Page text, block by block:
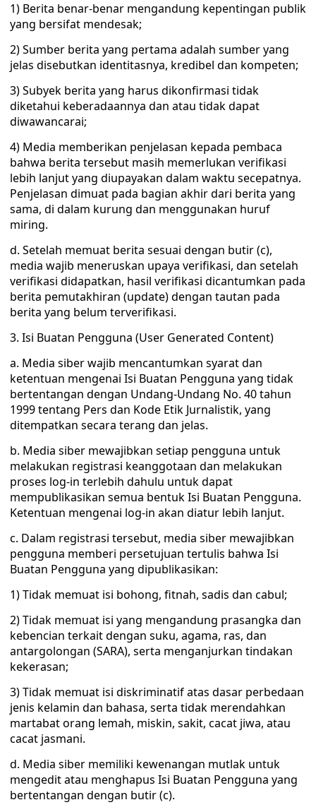
1) Berita benar-benar mengandung kepentingan publik
yang bersifat mendesak;
2) Sumber berita yang pertama adalah sumber yang
jelas disebutkan identitasnya, kredibel dan kompeten;
3) Subyek berita yang harus dikonfirmasi tidak
diketahui keberadaannya dan atau tidak dapat
diwawancarai;
4) Media memberikan penjelasan kepada pembaca
bahwa berita tersebut masih memerlukan verifikasi
lebih lanjut yang diupayakan dalam waktu secepatnya.
Penjelasan dimuat pada bagian akhir dari berita yang
sama, di dalam kurung dan menggunakan huruf
miring.
d. Setelah memuat berita sesuai dengan butir (c),
media wajib meneruskan upaya verifikasi, dan setelah
verifikasi didapatkan, hasil verifikasi dicantumkan pada
berita pemutakhiran (update) dengan tautan pada
berita yang belum terverifikasi.
3. Isi Buatan Pengguna (User Generated Content)
a. Media siber wajib mencantumkan syarat dan
ketentuan mengenai Isi Buatan Pengguna yang tidak
bertentangan dengan Undang-Undang No. 40 tahun
1999 tentang Pers dan Kode Etik Jurnalistik, yang
ditempatkan secara terang dan jelas.
b. Media siber mewajibkan setiap pengguna untuk
melakukan registrasi keanggotaan dan melakukan
proses log-in terlebih dahulu untuk dapat
mempublikasikan semua bentuk Isi Buatan Pengguna.
Ketentuan mengenai log-in akan diatur lebih lanjut.
c. Dalam registrasi tersebut, media siber mewajibkan
pengguna memberi persetujuan tertulis bahwa Isi
Buatan Pengguna yang dipublikasikan:
1) Tidak memuat isi bohong, fitnah, sadis dan cabul;
2) Tidak memuat isi yang mengandung prasangka dan
kebencian terkait dengan suku, agama, ras, dan
antargolongan (SARA), serta menganjurkan tindakan
kekerasan;
3) Tidak memuat isi diskriminatif atas dasar perbedaan
jenis kelamin dan bahasa, serta tidak merendahkan
martabat orang lemah, miskin, sakit, cacat jiwa, atau
cacat jasmani.
d. Media siber memiliki kewenangan mutlak untuk
mengedit atau menghapus Isi Buatan Pengguna yang
bertentangan dengan butir (c).